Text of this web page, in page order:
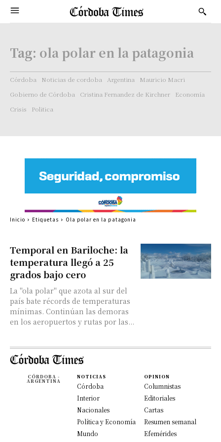
Tag: ola polar en la patagonia
Córdoba Noticias de cordoba Argentina
Mauricio Macri
Gobierno de Córdoba
Cristina Fernandez de Kirchner
Economía
Crisis
Politica
Temporal en Bariloche: la
temperatura llegó a 25
grados bajo cero
La "ola polar" que azota al sur del
país bate récords de temperaturas
mínimas. Continúan las demoras
en los aeropuertos y rutas por las...
Inicio Etiquetas Ola polar en la patagonia
CÓRDOBA -
ARGENTINA
NOTICIAS
Córdoba
Interior
Nacionales
Política y Economía
Mundo
OPINION
Columnistas
Editoriales
Cartas
Resumen semanal
Efemérides